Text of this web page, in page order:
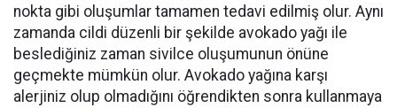
nokta gibi oluşumlar tamamen tedavi edilmiş olur. Aynı
zamanda cildi düzenli bir şekilde avokado yağı ile
beslediğiniz zaman sivilce oluşumunun önüne
geçmekte mümkün olur. Avokado yağına karşı
alerjiniz olup olmadığını öğrendikten sonra kullanmaya